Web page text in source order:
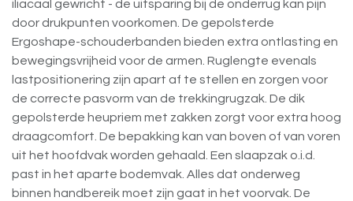
iliacaal gewricht - de uitsparing bij de onderrug kan pijn
door drukpunten voorkomen. De gepolsterde
Ergoshape-schouderbanden bieden extra ontlasting en
bewegingsvrijheid voor de armen. Ruglengte evenals
lastpositionering zijn apart af te stellen en zorgen voor
de correcte pasvorm van de trekkingrugzak. De dik
gepolsterde heupriem met zakken zorgt voor extra hoog
draagcomfort. De bepakking kan van boven of van voren
uit het hoofdvak worden gehaald. Een slaapzak o.i.d.
past in het aparte bodemvak. Alles dat onderweg
binnen handbereik moet zijn gaat in het voorvak. De